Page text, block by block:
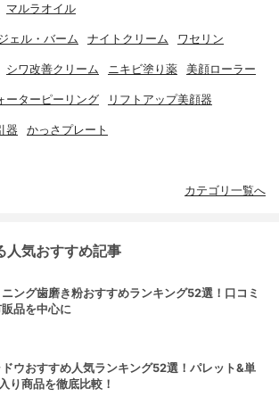
マルラオイル
ェル・バーム ナイトクリーム ワセリン
シワ改善クリーム ニキビ塗り薬 美顔ローラー
ーターピーリング リフトアップ美顔器
器 かっさプレート
カテゴリ一覧へ
人気おすすめ記事
ング歯磨き粉おすすめランキング52選！口コミ
品を中心に
ウおすすめ人気ランキング52選！パレット&単
り商品を徹底比較！